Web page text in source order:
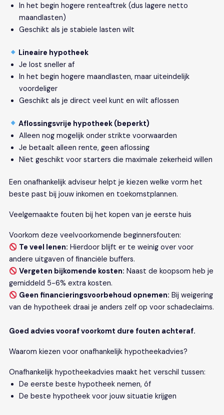
In het begin hogere renteaftrek (dus lagere netto
maandlasten)
Geschikt als je stabiele lasten wilt
Lineaire hypotheek
Je lost sneller af
In het begin hogere maandlasten, maar uiteindelijk
voordeliger
Geschikt als je direct veel kunt en wilt aflossen
Aflossingsvrije hypotheek (beperkt)
Alleen nog mogelijk onder strikte voorwaarden
Je betaalt alleen rente, geen aflossing
Niet geschikt voor starters die maximale zekerheid willen
Een onafhankelijk adviseur helpt je kiezen welke vorm het
beste past bij jouw inkomen en toekomstplannen.
Veelgemaakte fouten bij het kopen van je eerste huis
Voorkom deze veelvoorkomende beginnersfouten:
Te veel lenen: Hierdoor blijft er te weinig over voor
andere uitgaven of financiële buffers.
Vergeten bijkomende kosten: Naast de koopsom heb je
gemiddeld 5-6% extra kosten.
Geen financieringsvoorbehoud opnemen: Bij weigering
van de hypotheek draai je anders zelf op voor schadeclaims.
Goed advies vooraf voorkomt dure fouten achteraf.
Waarom kiezen voor onafhankelijk hypotheekadvies?
Onafhankelijk hypotheekadvies maakt het verschil tussen:
De eerste beste hypotheek nemen, óf
De beste hypotheek voor jouw situatie krijgen